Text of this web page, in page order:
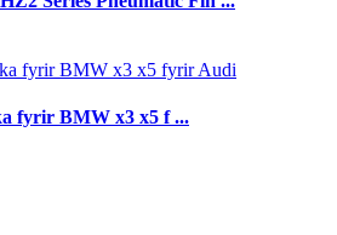
fyrir BMW x3 x5 f ...